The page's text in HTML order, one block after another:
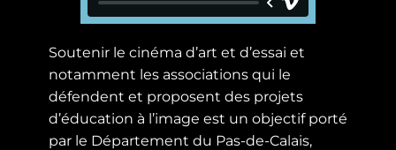
Soutenir le cinéma d’art et d’essai et
notamment les associations qui le
défendent et proposent des projets
d’éducation à l’image est un objectif porté
par le Département du Pas-de-Calais,